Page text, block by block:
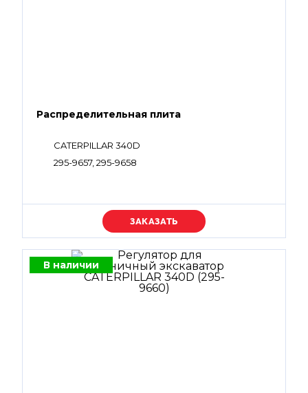
Распределительная плита
CATERPILLAR 340D
295-9657, 295-9658
Уточняйте цену
В наличии